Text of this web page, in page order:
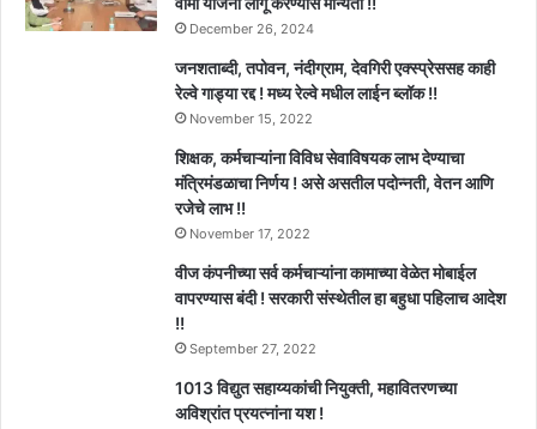
December 26, 2024
जनशताब्दी, तपोवन, नंदीग्राम, देवगिरी एक्स्प्रेससह काही
रेल्वे गाड्या रद्द ! मध्य रेल्वे मधील लाईन ब्लॉक !!
November 15, 2022
शिक्षक, कर्मचाऱ्यांना विविध सेवाविषयक लाभ देण्याचा
मंत्रिमंडळाचा निर्णय ! असे असतील पदोन्नती, वेतन आणि
रजेचे लाभ !!
November 17, 2022
वीज कंपनीच्या सर्व कर्मचाऱ्यांना कामाच्या वेळेत मोबाईल
वापरण्यास बंदी ! सरकारी संस्थेतील हा बहुधा पहिलाच आदेश
!!
September 27, 2022
1013 विद्युत सहाय्यकांची नियुक्ती, महावितरणच्या
अविश्रांत प्रयत्नांना यश !